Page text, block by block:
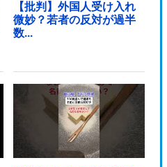
【批判】外国人受け入れ
微妙？若者の反対が過半
数...